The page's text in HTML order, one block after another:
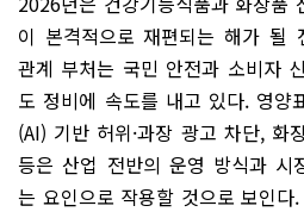
이 본격적으로 재편되는 해가 될
관계 부처는 국민 안전과 소비자
도 정비에 속도를 내고 있다. 영양
(AI) 기반 허위·과장 광고 차단, 화
등은 산업 전반의 운영 방식과 시
는 요인으로 작용할 것으로 보인다.